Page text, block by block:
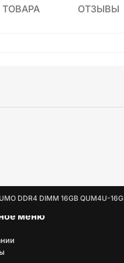
ОТЗЫВЫ
DDR4 DIMM 16GB QUM4U-
меню